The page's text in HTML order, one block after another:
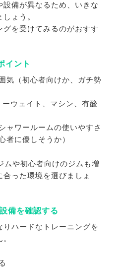
備が異なるため、 いきな
ょう。
グを受けてみるのがおすす
イント
気（初心者向けか、ガチ勢
ウェイト、マシン、有酸
ャワールームの使いやすさ
者に優しそうか）
ムや初心者向けのジムも増
合った環境を選びましょ
備を確認する
りハードなトレーニングを